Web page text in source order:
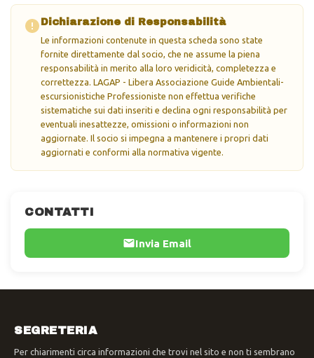
CONTATTI
Invia Email
Dichiarazione di Responsabilità
Le informazioni contenute in questa scheda sono state
fornite direttamente dal socio, che ne assume la piena
responsabilità in merito alla loro veridicità, completezza e
correttezza. LAGAP - Libera Associazione Guide Ambientali-
escursionistiche Professioniste non effettua verifiche
sistematiche sui dati inseriti e declina ogni responsabilità per
eventuali inesattezze, omissioni o informazioni non
aggiornate. Il socio si impegna a mantenere i propri dati
aggiornati e conformi alla normativa vigente.
SEGRETERIA
Per chiarimenti circa informazioni che trovi nel sito e non ti sembrano